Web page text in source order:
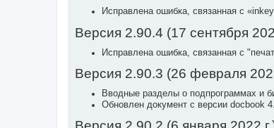
Исправлена ​​ошибка, связанная с
Версия 2.90.4 (17 сентября
Исправлена ошибка, связанная с
Версия 2.90.3 (26 февраля
Вводные разделы о подпрограммах и
Обновлен документ с версии docbook